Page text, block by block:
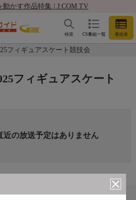
動かす作品特集 | J:COM TV
CS番組一覧 番組表
検索
フィギュアスケート競技会
フィギュアスケート
近の放送予定はありません